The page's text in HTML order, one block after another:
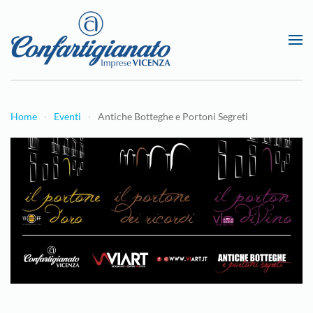
Passa al contenuto principale
Home Eventi Antiche Botteghe e Portoni Segreti